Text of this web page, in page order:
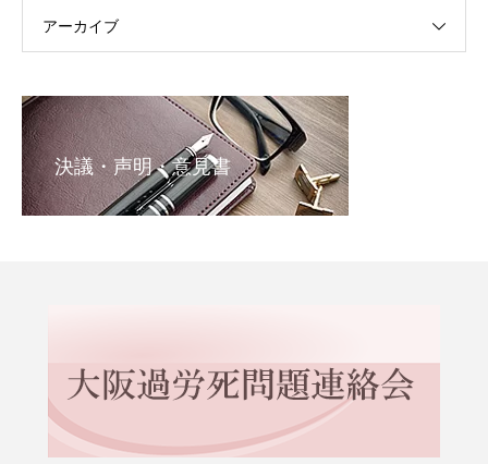
アーカイブ
決議・声明・意見書